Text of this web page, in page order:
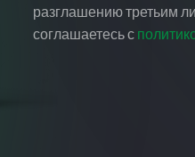
разглашению третьим
соглашаетесь с